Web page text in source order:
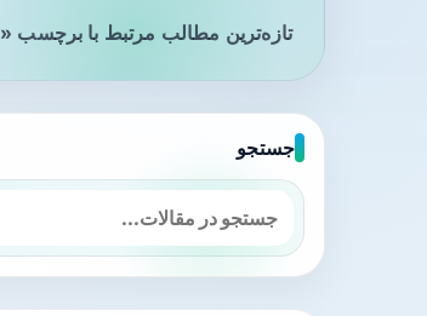
تازه‌ترین مطالب مرتبط با برچسب «Giraffe» را در این صفحه مشاهده می‌کنید.
جستجو